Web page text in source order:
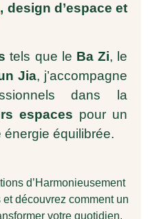
, design d’espace et
tels que le Ba Zi, le
Jia, j’accompagne
dans la
espaces pour un
énergie équilibrée.